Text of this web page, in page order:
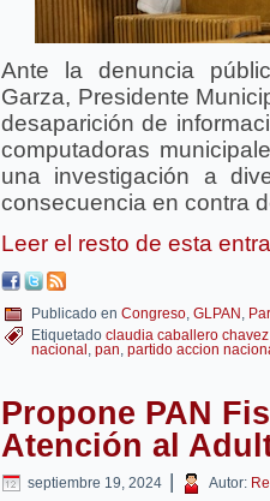
Ante la denuncia
Garza, Presidente
desaparición de
computadoras
una investigación a
consecuencia en contra
Leer el resto de esta
Publicado en Congreso, GLPAN ,
Etiquetado claudia caballero chavez
nacional , pan, partido accion
Propone PAN
Atención al
septiembre 19, 2024 | Autor: